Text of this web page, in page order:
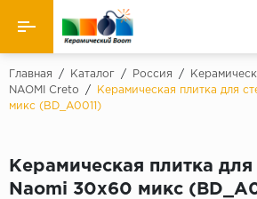
Назад
Производители
Керамогранит
Главная / Каталог / Россия /
NAOMI Creto
/
Керамическая плитка для
микс (BD_A0011)
Керамическая плитка для
Naomi 30x60 микс